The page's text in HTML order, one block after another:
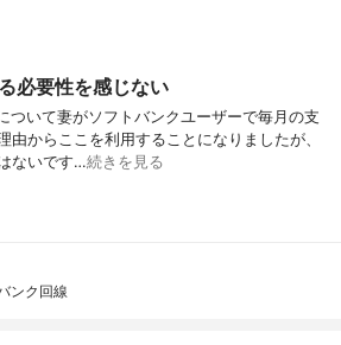
必要性を感じない
ついて妻がソフトバンクユーザーで毎月の支
由からここを利用することになりましたが、
ないです…続きを見る
ンク回線